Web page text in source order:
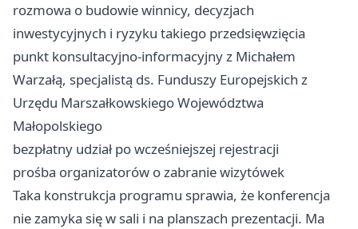
rozmowa o budowie winnicy, decyzjach
inwestycyjnych i ryzyku takiego przedsięwzięcia
punkt konsultacyjno-informacyjny z Michałem
Warzałą, specjalistą ds. Funduszy Europejskich z
Urzędu Marszałkowskiego Województwa
Małopolskiego
bezpłatny udział po wcześniejszej rejestracji
prośba organizatorów o zabranie wizytówek
Taka konstrukcja programu sprawia, że konferencja
nie zamyka się w sali i na planszach prezentacji. Ma